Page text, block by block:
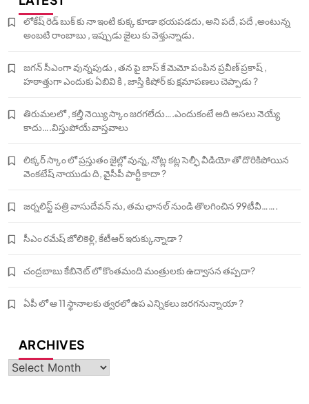
లోకేష్ రెడ్ బుక్ కు నా ఇంటి కుక్క కూడా భయపడదు, అని పదే, పదే ,అంటున్న
అంబటి రాంబాబు , ఇప్పుడు జైలు కు వెళ్తున్నాడు.
జగన్ సీఎంగా వున్నపుడు , తన పై బాస్ కే మెమో పంపిన ప్రవీణ్ ప్రకాష్ ,
హఠాత్తుగా ఎందుకు ఏబివి కి , జాస్తి కిషోర్ కు క్షమాపణలు చెప్పాడు ?
తిరుమలలో , కల్తీ నెయ్యి స్కాం జరగలేదు….ఎందుకంటే అది అసలు నెయ్యే
కాదు….విస్తుపోయే వాస్తవాలు
లిక్కర్ స్కాం లో ప్రస్తుతం జైల్లో వున్న, నోట్ల కట్ల సెల్ఫీ వీడియో తో దొరికిపోయిన
వెంకటేష్ నాయుడు ది, వైసీపీ పార్టీ కాదా ?
జర్నలిస్ట్ పత్రి వాసుదేవన్ ను, తమ ఛానల్ నుండి తొలగించిన 99టీవీ…….
సీఎం రమేష్ జోలికెళ్లి, కేటీఆర్ ఇరుక్కున్నాడా ?
చంద్రబాబు కేబినెట్ లో కొంతమంది మంత్రులకు ఉద్వాసన తప్పదా?
ఏపీ లో ఆ 11 స్థానాలకు త్వరలో ఉప ఎన్నికలు జరగనున్నాయా ?
ARCHIVES
Archives